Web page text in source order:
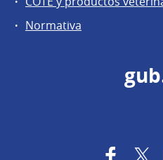
Normativa